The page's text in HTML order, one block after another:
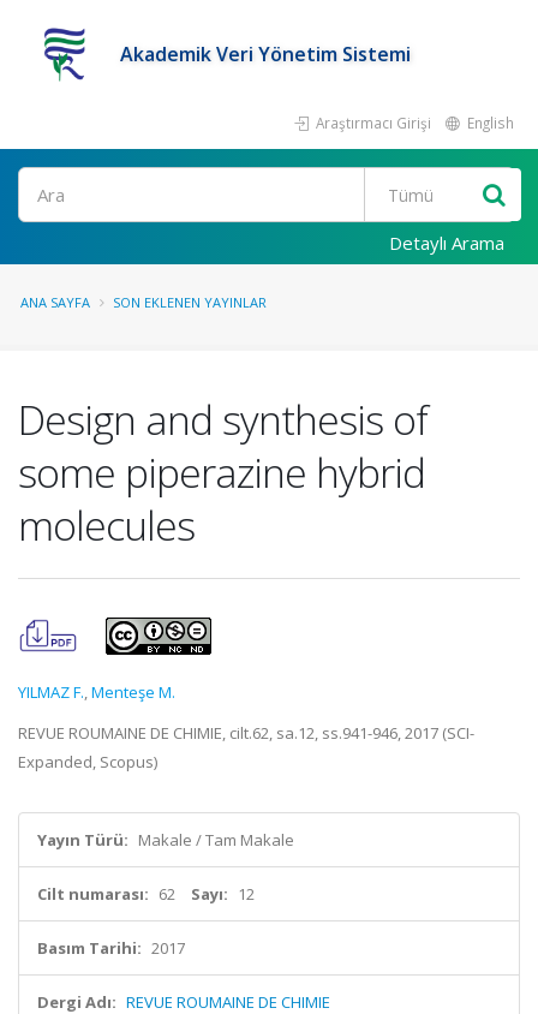
Akademik Veri Yönetim Sistemi
Araştırmacı Girişi English
Ara
Detaylı Arama
ANA SAYFA SON EKLENEN YAYINLAR
Design and synthesis of
some piperazine hybrid
molecules
YILMAZ F.,Menteşe M.
REVUE ROUMAINE DE CHIMIE, cilt.62, sa.12, ss.941-946, 2017 (SCI-
Expanded, Scopus)
Yayın Türü: Makale / Tam Makale
Cilt numarası: 62 Sayı: 12
Basım Tarihi: 2017
Dergi Adı: REVUE ROUMAINE DE CHIMIE